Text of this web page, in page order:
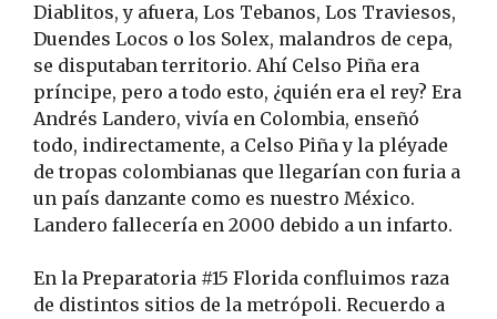
Diablitos, y afuera, Los Tebanos, Los Traviesos,
Duendes Locos o los Solex, malandros de cepa,
se disputaban territorio. Ahí Celso Piña era
príncipe, pero a todo esto, ¿quién era el rey? Era
Andrés Landero, vivía en Colombia, enseñó
todo, indirectamente, a Celso Piña y la pléyade
de tropas colombianas que llegarían con furia a
un país danzante como es nuestro México.
Landero fallecería en 2000 debido a un infarto.
En la Preparatoria #15 Florida confluimos raza
de distintos sitios de la metrópoli. Recuerdo a